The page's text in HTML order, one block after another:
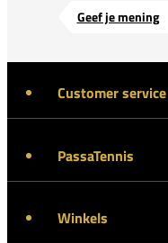
Geef je mening
Customer service
PassaTennis
Winkels